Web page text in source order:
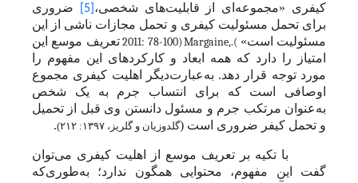
کیفری «مجموعه‌ای از قابلیت‌های شخصی، [5]
ضروری
برای تحمل مسئولیت کیفری و تحمل مجازات ناشی از این
مسئولیت است» .(
Margaine,
2011: 78-100)تعریف موسع این
امتیاز را دارد که همه ابعاد و کارکردهای این مفهوم را
مورد توجه قرار ‌دهد. به‌عبارت‌دیگر اهلیت کیفری مجموع
اوصافی است که برای انتساب جرم به یک شخص
به‌عنوان مرتکب جرم و مسئول دانستن وی قبل از تحمیل
و تحمل کیفر ضروری است (گلدوزیان و گلریز، ۱۳۹۷: ۲۱۲) .
با تکیه بر تعریف موسع از اهلیت کیفری می‌توان
گفت این مفهوم، محتوایی همگون ندارد؛ به‌طوری‌که